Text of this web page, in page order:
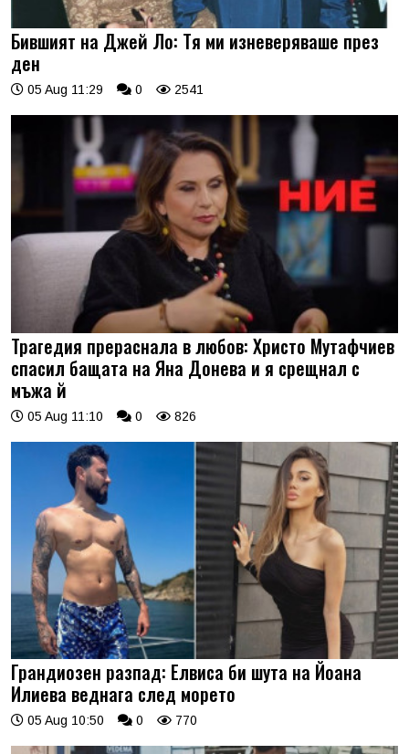
Бившият на Джей Ло: Тя ми изневеряваше през
ден
05 Aug 11:29 0 2541
Трагедия прераснала в любов: Христо Мутафчиев
спасил бащата на Яна Донева и я срещнал с
мъжа й
05 Aug 11:10 0 826
Грандиозен разпад: Елвиса би шута на Йоана
Илиева веднага след морето
05 Aug 10:50 0 770